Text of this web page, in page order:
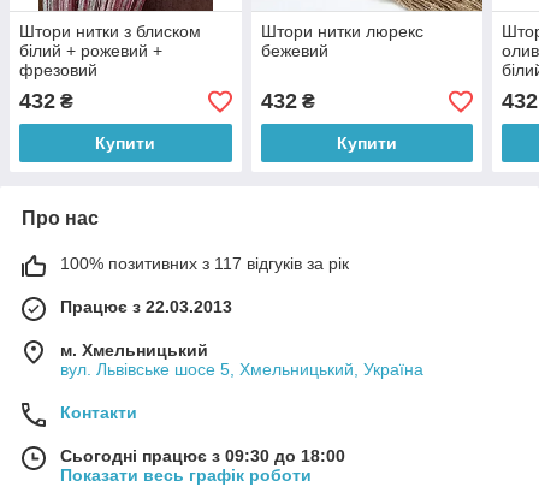
Штори нитки з блиском
білий + рожевий +
фрезовий
432 ₴
Купити
Штори нитки люрекс
бежевий
432₴
Купити
432
Про нас
100% позитивних з 117 відгуків за рік
Працює з 22.03.2013
м. Хмельницький
вул. Львівське шосе 5, Хмельницький, Україна
Контакти
Сьогодні працює з 09:30 до 18:00
Показати весь графік роботи